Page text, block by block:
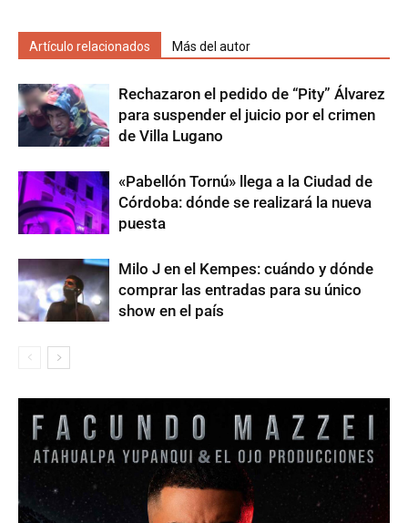
Artículo relacionados Más del autor
Rechazaron el pedido de “Pity” Álvarez
para suspender el juicio por el crimen
de Villa Lugano
«Pabellón Tornú» llega a la Ciudad de
Córdoba: dónde se realizará la nueva
puesta
Milo J en el Kempes: cuándo y dónde
comprar las entradas para su único
show en el país